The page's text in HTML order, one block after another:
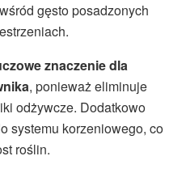
gęsto posadzonych
znaczenie dla
, ponieważ eliminuje
odżywcze. Dodatkowo
systemu korzeniowego, co
roślin.